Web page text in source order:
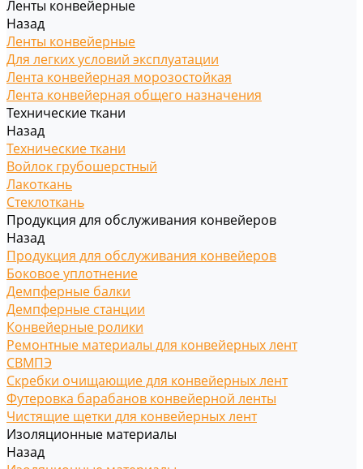
Ленты конвейерные
Назад
Ленты конвейерные
Для легких условий эксплуатации
Лента конвейерная морозостойкая
Лента конвейерная общего назначения
Технические ткани
Назад
Технические ткани
Войлок грубошерстный
Лакоткань
Стеклоткань
Продукция для обслуживания конвейеров
Назад
Продукция для обслуживания конвейеров
Боковое уплотнение
Демпферные балки
Демпферные станции
Конвейерные ролики
Ремонтные материалы для конвейерных лент
СВМПЭ
Скребки очищающие для конвейерных лент
Футеровка барабанов конвейерной ленты
Чистящие щетки для конвейерных лент
Изоляционные материалы
Назад